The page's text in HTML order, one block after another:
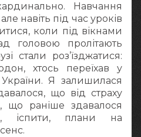
Навчання
навіть під час уроків
коли під вікнами
головою пролітають
стали роз’їзджатися:
хтось переїхав у
Я залишилася
що від страху
що раніше здавалося
іспити, плани на